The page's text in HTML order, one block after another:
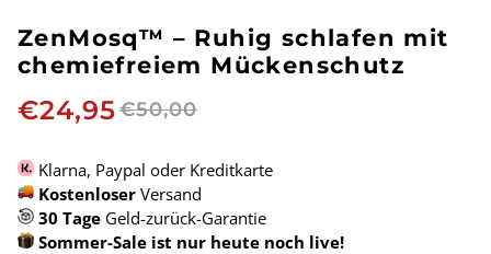
ZenMosq™ – Ruhig schlafen mit
chemiefreiem Mückenschutz
€24,95€50,00
Klarna, Paypal oder Kreditkarte
Kostenloser Versand
30 Tage Geld-zurück-Garantie
Sommer-Sale ist nur heute noch live!